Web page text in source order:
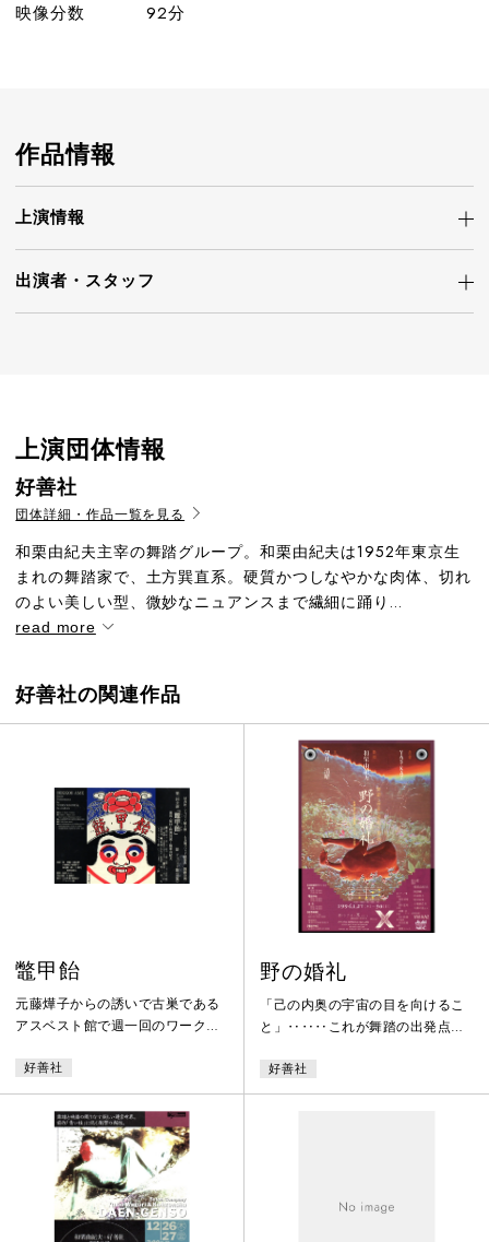
映像分数
92分
作品情報
上演情報
出演者・ スタッフ
上演団体情報
好善社
団体詳細・作品一覧を見る
和栗由紀夫主宰の舞踏グループ。和栗由紀夫は1952年東京生
まれの舞踏家で、土方巽直系。硬質かつしなやかな肉体、切れ
のよい美しい型、微妙なニュアンスまで繊細に踊り...
read more
好善社の関連作品
鼈甲飴
元藤燁子からの誘いで古巣である
アスベスト館で週一回のワークシ
「土方巽メソッド研究会」と名付
けた会で、土方巽の孫弟子にあた
る受講生と行った第一回目の公
演。鼈甲飴とはフォルムのこと
で、それは人の形を指している。
一人一人が自分の形を見つけ出
す、そうあってほしいという思い
をこめて和栗が名づけた。
好善社
野の婚礼
「己の内奥の宇宙の目を向けるこ
と」‥‥‥これが舞踏の出発点で
のかが大切なことだ。足が二本に
分かれてから我々は迷ってばかり
するのだ。婚礼が始まる。風が吹
好善社